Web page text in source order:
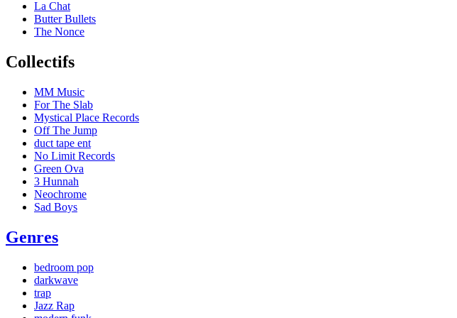
La Chat
Butter Bullets
The Nonce
Collectifs
MM Music
For The Slab
Mystical Place Records
Off The Jump
duct tape ent
No Limit Records
Green Ova
3 Hunnah
Neochrome
Sad Boys
Genres
bedroom pop
darkwave
trap
Jazz Rap